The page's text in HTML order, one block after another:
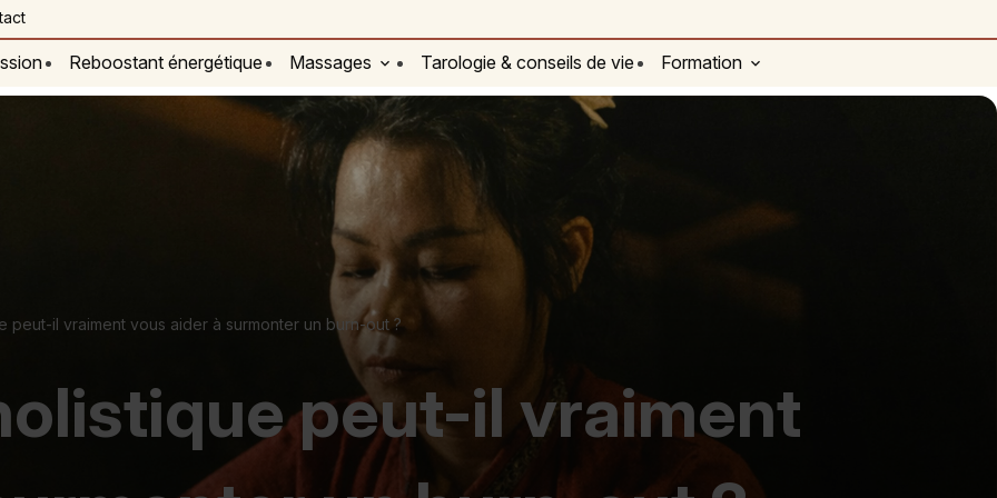
Reboostant énergétique Massages Tarologie & conseils de vie Formation
peut-il vraiment vous aider à surmonter un burn-out ?
peut-il vraiment